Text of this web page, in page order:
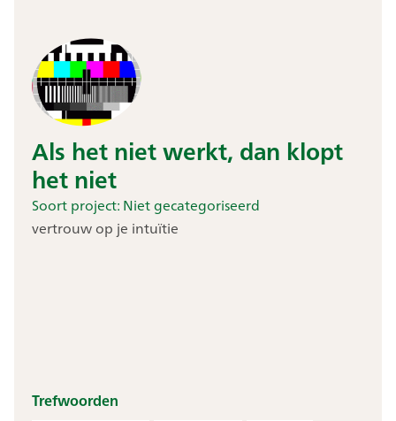
Als het niet werkt, dan klopt
het niet
Soort project:Niet gecategoriseerd
vertrouw op je intuïtie
Trefwoorden